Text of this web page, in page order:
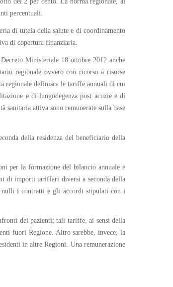
percentuali.
di tutela della salute e di coordinamento
di copertura finanziaria.
Ministeriale 18 ottobre 2012 anche
regionale ovvero con ricorso a risorse
regionale definisca le tariffe annuali di cui
e di lungodegenza post acuzie e di
attiva sono remunerate sulla base
della residenza del beneficiario della
per la formazione del bilancio annuale e
di importi tariffari diversi a seconda della
nulli i contratti e gli accordi stipulati con i
dei pazienti; tali tariffe, ai sensi della
fuori Regione. Altro sarebbe, invece, la
in altre Regioni. Una remunerazione